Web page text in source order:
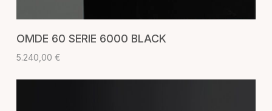
OMDE 60 SERIE 6000 BLACK
5.240,00 €